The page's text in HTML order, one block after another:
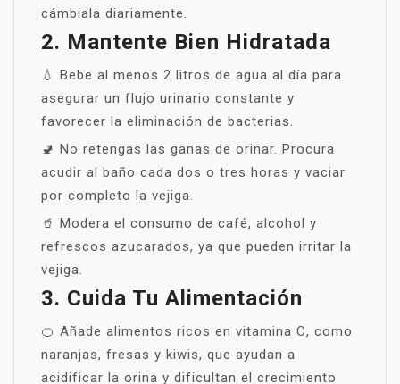
cámbiala diariamente.
2. Mantente Bien Hidratada
💧 Bebe al menos 2 litros de agua al día para
asegurar un flujo urinario constante y
favorecer la eliminación de bacterias.
🚽 No retengas las ganas de orinar. Procura
acudir al baño cada dos o tres horas y vaciar
por completo la vejiga.
🥤 Modera el consumo de café, alcohol y
refrescos azucarados, ya que pueden irritar la
vejiga.
3. Cuida Tu Alimentación
🍊 Añade alimentos ricos en vitamina C, como
naranjas, fresas y kiwis, que ayudan a
acidificar la orina y dificultan el crecimiento